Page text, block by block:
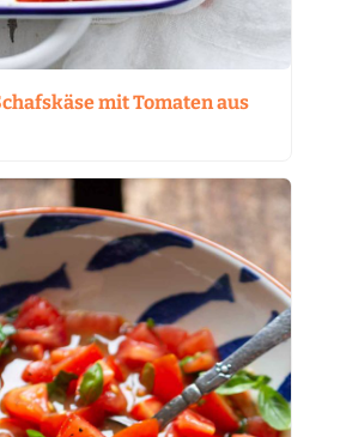
mit Tomaten aus